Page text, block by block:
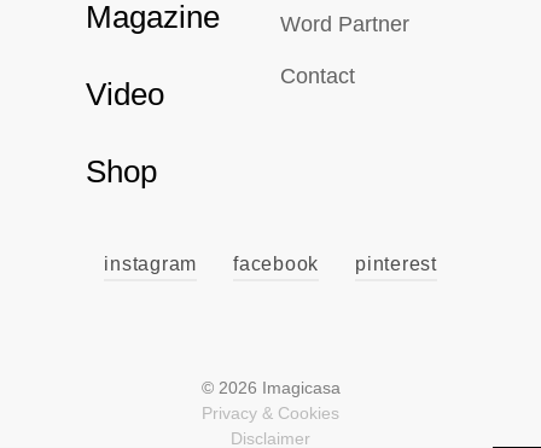
Magazine
Video
Shop
Word Partner
Contact
instagram facebook pinterest
© 2026 Imagicasa
Privacy & Cookies
Disclaimer